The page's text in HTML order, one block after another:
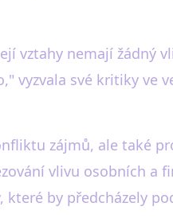
nemají žádný
vyzvala své kritiky ve
zájmů, ale také
vlivu osobních a
které by předcházely